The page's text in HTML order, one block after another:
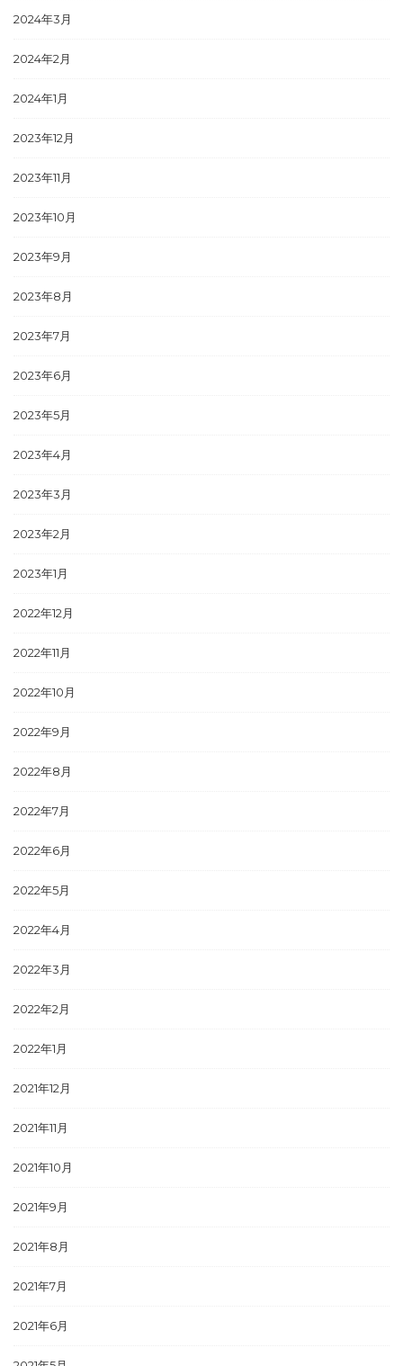
2024年3月
2024年2月
2024年1月
2023年12月
2023年11月
2023年10月
2023年9月
2023年8月
2023年7月
2023年6月
2023年5月
2023年4月
2023年3月
2023年2月
2023年1月
2022年12月
2022年11月
2022年10月
2022年9月
2022年8月
2022年7月
2022年6月
2022年5月
2022年4月
2022年3月
2022年2月
2022年1月
2021年12月
2021年11月
2021年10月
2021年9月
2021年8月
2021年7月
2021年6月